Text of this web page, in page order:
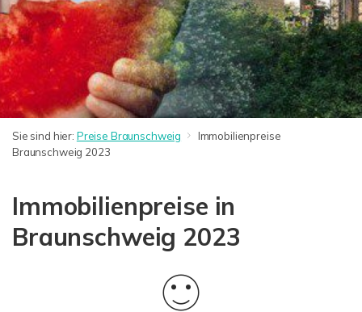
Sie sind hier: Preise Braunschweig
Immobilienpreise
Braunschweig 2023
Immobilienpreise in
Braunschweig 2023